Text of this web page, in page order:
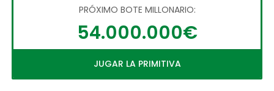
PRÓXIMO BOTE MILLONARIO:
54.000.000€
JUGAR LA PRIMITIVA